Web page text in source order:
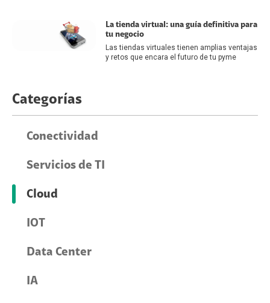
La tienda virtual: una guía definitiva para
tu negocio
Las tiendas virtuales tienen amplias ventajas
y retos que encara el futuro de tu pyme
Categorías
Conectividad
Servicios de TI
Cloud
IOT
Data Center
IA